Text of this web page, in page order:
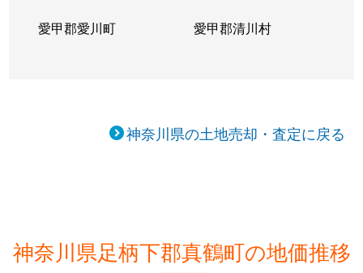
愛甲郡愛川町 愛甲郡清川村
神奈川県の土地売却・査定に戻る
神奈川県足柄下郡真鶴町の地価推移